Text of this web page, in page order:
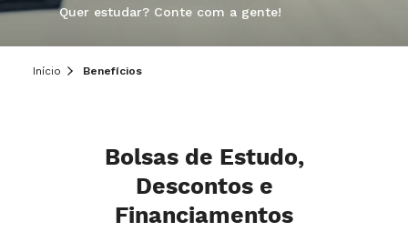
Quer estudar? Conte com a gente!
Início Benefícios
Bolsas de Estudo,
Descontos e
Financiamentos